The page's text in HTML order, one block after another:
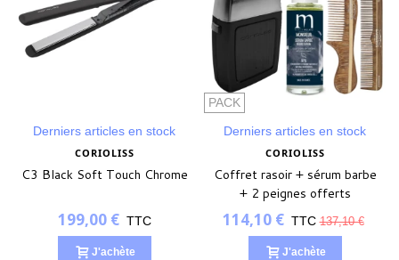
Derniers articles en stock
CORIOLISS
C3 Black Soft Touch Chrome
199,00 € TTC
J'achète
PACK
Derniers articles en stock
CORIOLISS
Coffret rasoir + sérum barbe
+ 2 peignes offerts
114,10 € TTC 137,10 €
J'achète